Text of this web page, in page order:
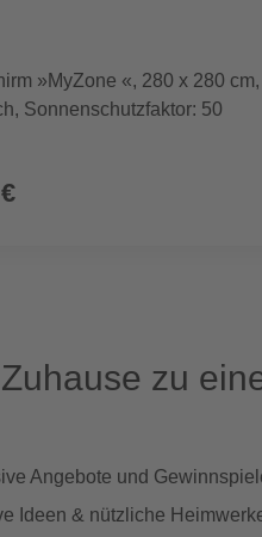
»MyZone «, 280 x 280 cm,
Sonnenschutzfaktor: 50
zu
Angebote und
Ideen & nützliche